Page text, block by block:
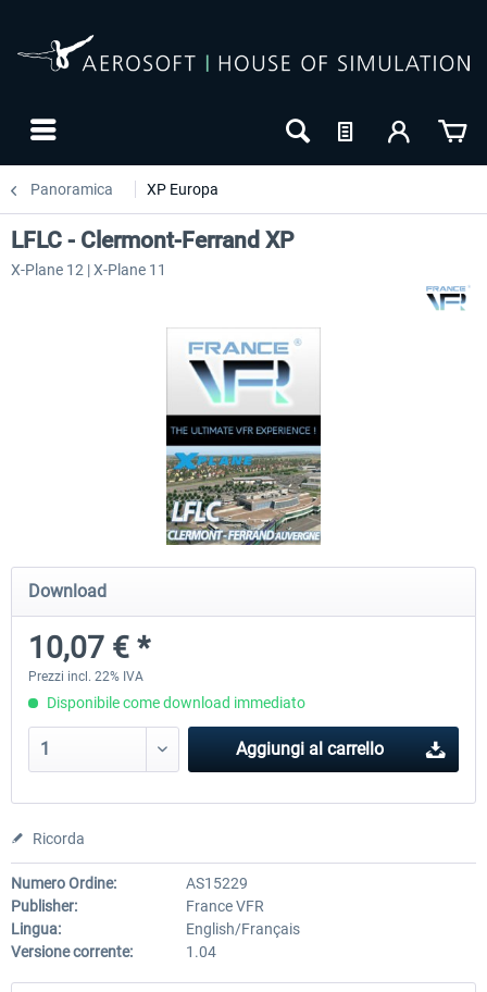
Panoramica XP Europa
Airport Berlin Brandenburg V2 XP
30,71 € *
Airport Zurich V2.0 XP
LFLC - Clermont-Ferrand XP
X-Plane 12 | X-Plane 11
Download
10,07 € *
Prezzi incl. 22% IVA
Disponibile come download immediato
Aggiungi al carrello
Ricorda
Numero Ordine:
AS15229
Publisher:
France VFR
Lingua:
English/Français
Versione corrente:
1.04